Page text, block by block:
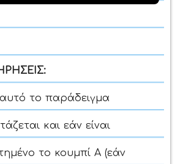
το παράδειγμα
και εάν είναι
το κουμπί Α (εάν